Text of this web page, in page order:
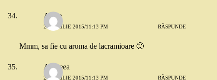
Adela
23 APRILIE 2015/11:13 PM RĂSPUNDE
Mmm, sa fie cu aroma de lacramioare 🙂
Andreea
23 APRILIE 2015/11:13 PM RĂSPUNDE